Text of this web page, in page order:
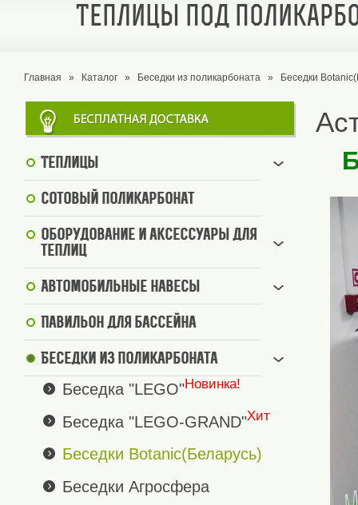
Теплицы под
Главная » Каталог » Беседки из поликарбоната » Беседки
Теплицы
Сотовый поликарбонат
Оборудование и аксессуары для
теплиц
Автомобильные навесы
Павильон для бассейна
Беседки из поликарбоната
Беседка "LEGO"Новинка!
Беседка "LEGO-GRAND"Хит
Беседки Botanic(Беларусь)
Беседки Агросфера